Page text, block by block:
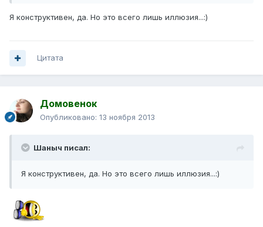
Я конструктивен, да. Но это всего лишь иллюзия...:)
Цитата
Домовенок
Опубликовано: 13 ноября 2013
Шаныч писал:
Я конструктивен, да. Но это всего лишь иллюзия...:)